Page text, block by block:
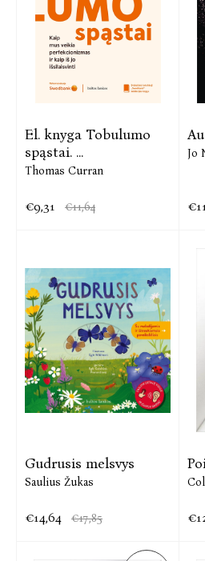
El. knyga Tobulumo
spąstai. ...
Thomas Curran
€9,31 €11,64
Jo
Gudrusis melsvys
Saulius Žukas
€14,64 €17,85